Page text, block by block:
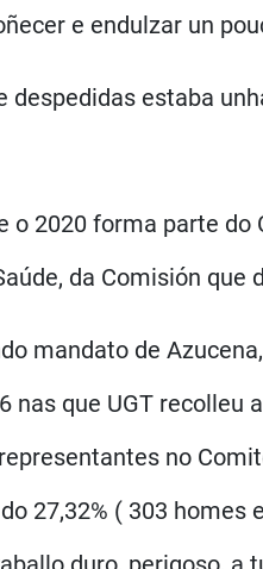
e endulzar un
despedidas estaba
o 2020 forma parte
da Comisión
mandato de
nas que UGT recolleu
no
27,32% ( 303